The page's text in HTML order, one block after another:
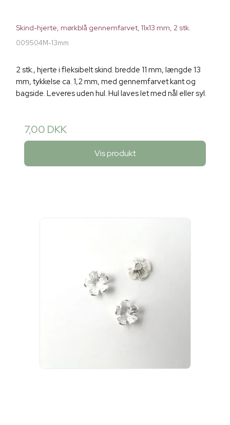
Skind-hjerte, mørkblå gennemfarvet, 11x13 mm, 2 stk.
009504M-13mm
2 stk., hjerte i fleksibelt skind. bredde 11 mm, længde 13
mm, tykkelse ca. 1,2 mm, med gennemfarvet kant og
bagside. Leveres uden hul. Hul laves let med nål eller syl.
7,00 DKK
Vis produkt